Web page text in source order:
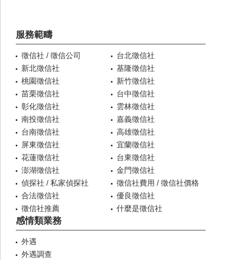
服務範疇
徵信社 / 徵信公司
台北徵信社
新北徵信社
基隆徵信社
桃園徵信社
新竹徵信社
苗栗徵信社
台中徵信社
彰化徵信社
雲林徵信社
南投徵信社
嘉義徵信社
台南徵信社
高雄徵信社
屏東徵信社
宜蘭徵信社
花蓮徵信社
台東徵信社
澎湖徵信社
金門徵信社
偵探社 / 私家偵探社
徵信社費用 / 徵信社價格
合法徵信社
優良徵信社
徵信社推薦
什麼是徵信社
感情類業務
外遇
外遇調查